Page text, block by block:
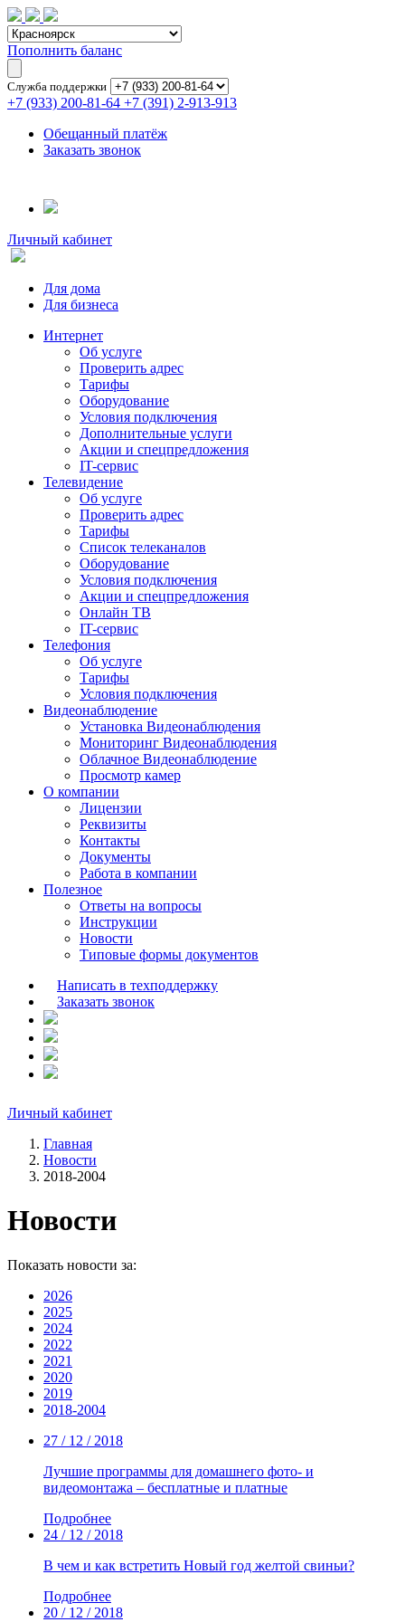
Пополнить баланс
Служба поддержки
+7 (933) 200-81-64 +7 (391) 2-913-913
Обещанный платёж
Заказать звонок
Личный кабинет
Для дома
Для бизнеса
Интернет
Об услуге
Проверить адрес
Тарифы
Оборудование
Условия подключения
Дополнительные услуги
Акции и спецпредложения
IT-сервис
Телевидение
Об услуге
Проверить адрес
Тарифы
Список телеканалов
Оборудование
Условия подключения
Акции и спецпредложения
Онлайн ТВ
IT-сервис
Телефония
Об услуге
Тарифы
Условия подключения
Видеонаблюдение
Установка Видеонаблюдения
Мониторинг Видеонаблюдения
Облачное Видеонаблюдение
Просмотр камер
О компании
Лицензии
Реквизиты
Контакты
Документы
Работа в компании
Полезное
Ответы на вопросы
Инструкции
Новости
Типовые формы документов
Написать в техподдержку
Заказать звонок
Личный кабинет
Главная
Новости
2018-2004
Новости
Показать новости за:
2026
2025
2024
2022
2021
2020
2019
2018-2004
27 / 12 / 2018
Лучшие программы для домашнего фото- и
видеомонтажа – бесплатные и платные
Подробнее
24 / 12 / 2018
В чем и как встретить Новый год желтой свиньи?
Подробнее
20 / 12 / 2018